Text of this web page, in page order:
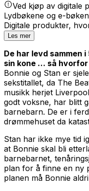
Ved kjøp av digitale
Lydbøkene og e-
Digitale produkter,
Les mer
De har levd sammen
sin kone … så
Bonnie og Stan er
sekstitallet, da The
musikk herjet
godt voksne, har blitt
barnebarn. De er i
drømmehuset da
Stan har ikke mye tid
at Bonnie skal bli
barnebarnet,
plan for å finne en ny
planen må Bonnie